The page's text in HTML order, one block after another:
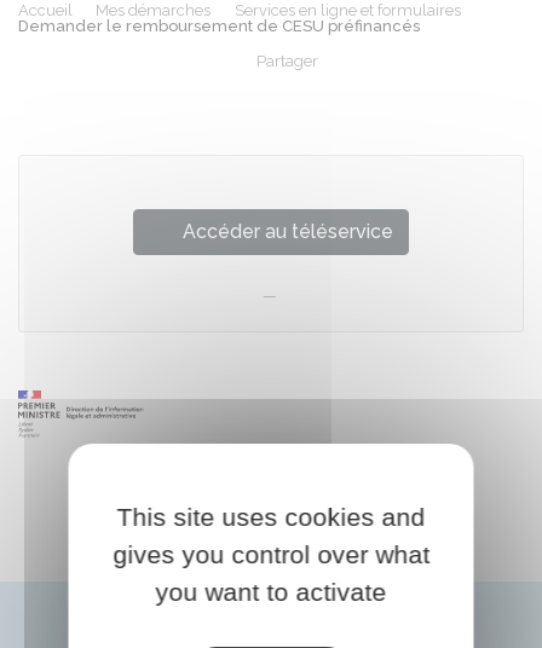
Accueil Mes démarches
Services en ligne et formulaires
Demander le remboursement de CESU préfinancés
Partager
Accéder au téléservice
This site uses cookies and
gives you control over what
you want to activate